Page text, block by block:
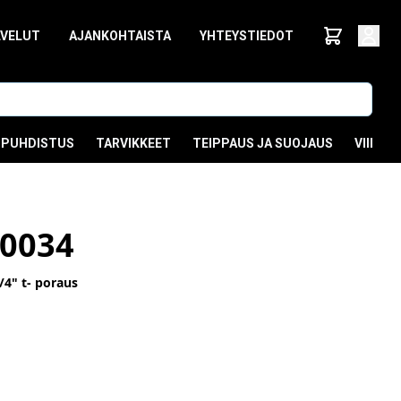
AJANKOHTAISTA YHTEYSTIEDOT
PUHDISTUS TARVIKKEET TEIPPAUS JA SUOJAUS
4" t- poraus